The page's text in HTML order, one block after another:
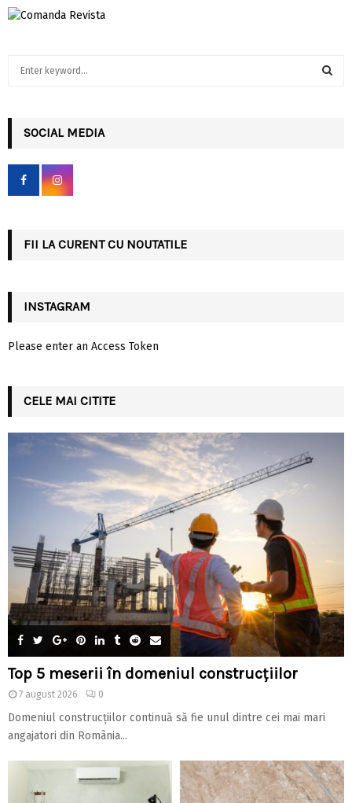
h
f
r
SOCIAL MEDIA
FII LA CURENT CU NOUTATILE
INSTAGRAM
Please enter an Access Token
CELE MAI CITITE
Top 5 meserii în domeniul construcțiilor
7 august 2026 0
Domeniul construcțiilor continuă să fie unul dintre cei mai mari
angajatori din România...